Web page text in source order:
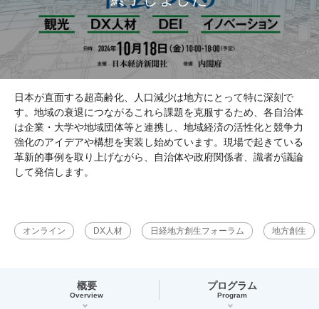
日本が直面する超高齢化、人口減少は地方にとって特に深刻で
す。地域の衰退につながるこれら課題を克服するため、各自治体
は企業・大学や地域団体等と連携し、地域経済の活性化と競争力
強化のアイデアや構想を実装し始めています。現場で起きている
革新的事例を取り上げながら、自治体や政府関係者、識者が議論
して発信します。
オンライン DX人材 日経地方創生フォーラム 地方創生
概要
Overview
プログラム
Program